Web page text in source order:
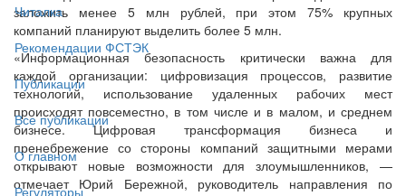
Читалка
Рекомендации ФСТЭК
Публикации
Все публикации
О главном
Регуляторы
заложить менее 5 млн рублей, при этом 75% крупных
компаний планируют выделить более 5 млн.
«Информационная безопасность критически важна для
каждой организации: цифровизация процессов, развитие
технологий, использование удаленных рабочих мест
происходят повсеместно, в том числе и в малом, и среднем
бизнесе. Цифровая трансформация бизнеса и
пренебрежение со стороны компаний защитными мерами
открывают новые возможности для злоумышленников, —
отмечает Юрий Бережной, руководитель направления по